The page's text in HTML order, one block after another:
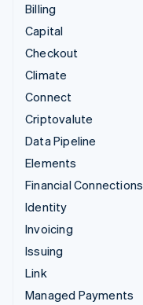
Billing
Capital
Checkout
Climate
Connect
Criptovalute
Data Pipeline
Elements
Financial Connections
Identity
Invoicing
Issuing
Link
Managed Payments